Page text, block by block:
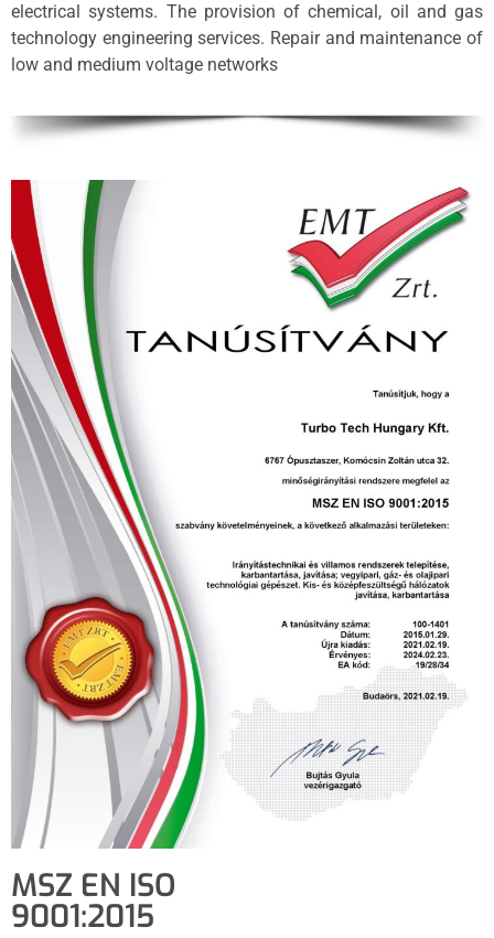
electrical systems. The provision of chemical, oil and gas
technology engineering services. Repair and maintenance of
low and medium voltage networks
MSZ EN ISO
9001:2015